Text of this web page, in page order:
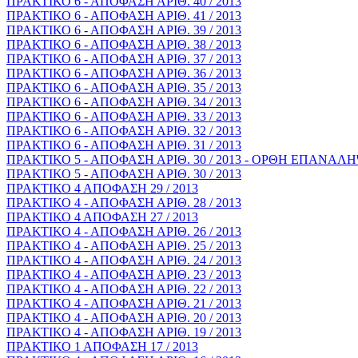
ΠΡΑΚΤΙΚΟ 6 - ΑΠΟΦΑΣΗ ΑΡΙΘ. 41 / 2013
ΠΡΑΚΤΙΚΟ 6 - ΑΠΟΦΑΣΗ ΑΡΙΘ. 39 / 2013
ΠΡΑΚΤΙΚΟ 6 - ΑΠΟΦΑΣΗ ΑΡΙΘ. 38 / 2013
ΠΡΑΚΤΙΚΟ 6 - ΑΠΟΦΑΣΗ ΑΡΙΘ. 37 / 2013
ΠΡΑΚΤΙΚΟ 6 - ΑΠΟΦΑΣΗ ΑΡΙΘ. 36 / 2013
ΠΡΑΚΤΙΚΟ 6 - ΑΠΟΦΑΣΗ ΑΡΙΘ. 35 / 2013
ΠΡΑΚΤΙΚΟ 6 - ΑΠΟΦΑΣΗ ΑΡΙΘ. 34 / 2013
ΠΡΑΚΤΙΚΟ 6 - ΑΠΟΦΑΣΗ ΑΡΙΘ. 33 / 2013
ΠΡΑΚΤΙΚΟ 6 - ΑΠΟΦΑΣΗ ΑΡΙΘ. 32 / 2013
ΠΡΑΚΤΙΚΟ 6 - ΑΠΟΦΑΣΗ ΑΡΙΘ. 31 / 2013
ΠΡΑΚΤΙΚΟ 5 - ΑΠΟΦΑΣΗ ΑΡΙΘ. 30 / 2013 - ΟΡΘΗ
ΠΡΑΚΤΙΚΟ 5 - ΑΠΟΦΑΣΗ ΑΡΙΘ. 30 / 2013
ΠΡΑΚΤΙΚΟ 4 ΑΠΟΦΑΣΗ 29 / 2013
ΠΡΑΚΤΙΚΟ 4 - ΑΠΟΦΑΣΗ ΑΡΙΘ. 28 / 2013
ΠΡΑΚΤΙΚΟ 4 ΑΠΟΦΑΣΗ 27 / 2013
ΠΡΑΚΤΙΚΟ 4 - ΑΠΟΦΑΣΗ ΑΡΙΘ. 26 / 2013
ΠΡΑΚΤΙΚΟ 4 - ΑΠΟΦΑΣΗ ΑΡΙΘ. 25 / 2013
ΠΡΑΚΤΙΚΟ 4 - ΑΠΟΦΑΣΗ ΑΡΙΘ. 24 / 2013
ΠΡΑΚΤΙΚΟ 4 - ΑΠΟΦΑΣΗ ΑΡΙΘ. 23 / 2013
ΠΡΑΚΤΙΚΟ 4 - ΑΠΟΦΑΣΗ ΑΡΙΘ. 22 / 2013
ΠΡΑΚΤΙΚΟ 4 - ΑΠΟΦΑΣΗ ΑΡΙΘ. 21 / 2013
ΠΡΑΚΤΙΚΟ 4 - ΑΠΟΦΑΣΗ ΑΡΙΘ. 20 / 2013
ΠΡΑΚΤΙΚΟ 4 - ΑΠΟΦΑΣΗ ΑΡΙΘ. 19 / 2013
ΠΡΑΚΤΙΚΟ 1 ΑΠΟΦΑΣΗ 17 / 2013